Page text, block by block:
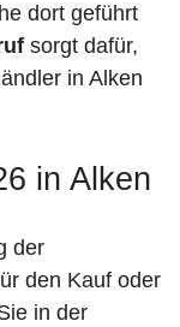
dort geführt
sorgt dafür,
in Alken
in Alken
der
den Kauf oder
in der